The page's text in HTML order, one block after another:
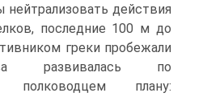
нейтрализовать действия
последние 100 м до
греки пробежали
развивалась по
полководцем плану: